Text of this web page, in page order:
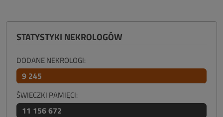
STATYSTYKI NEKROLOGÓW
DODANE NEKROLOGI:
9 245
ŚWIECZKI PAMIĘCI:
11 156 672